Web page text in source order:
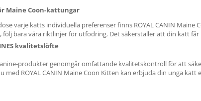
Maine Coon-kattungar
varje katts individuella preferenser finns ROYAL CANIN
följ bara våra riktlinjer för utfodring. Det säkerställer att din katt
kvalitetslöfte
produkter genomgår omfattande kvalitetskontroll för att
med ROYAL CANIN Maine Coon Kitten kan erbjuda din unga